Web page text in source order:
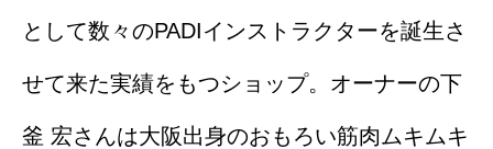
として数々のPADIインストラクターを誕生さ
せて来た実績をもつショップ。オーナーの下
釜 宏さんは大阪出身のおもろい筋肉ムキムキ